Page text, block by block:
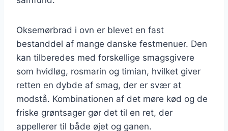
Oksemørbrad i ovn er blevet en fast
bestanddel af mange danske festmenuer. Den
kan tilberedes med forskellige smagsgivere
som hvidløg, rosmarin og timian, hvilket giver
retten en dybde af smag, der er svær at
modstå. Kombinationen af det møre kød og de
friske grøntsager gør det til en ret, der
appellerer til både øjet og ganen.